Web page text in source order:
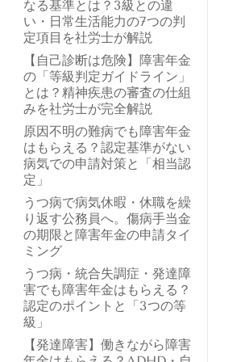
なる基準とは？3級との違
い・日常生活能力の7つの判
定項目を社労士が解説
【自己診断は危険】障害年金
の「等級判定ガイドライン」
とは？精神疾患の審査の仕組
みを社労士が完全解説
原因不明の難病でも障害年金
はもらえる？認定基準がない
病気での申請対策と「相当認
定」
うつ病で病気休暇・休職を繰
り返す公務員へ。傷病手当金
の期限と障害年金の申請タイ
ミング
うつ病・統合失調症・発達障
害でも障害年金はもらえる？
認定のポイントと「3つの等
級」
【発達障害】働きながら障害